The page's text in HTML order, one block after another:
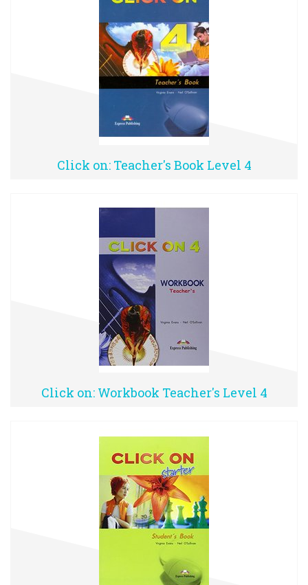
Click on: Teacher's Book Level 4
Click on: Workbook Teacher's Level 4